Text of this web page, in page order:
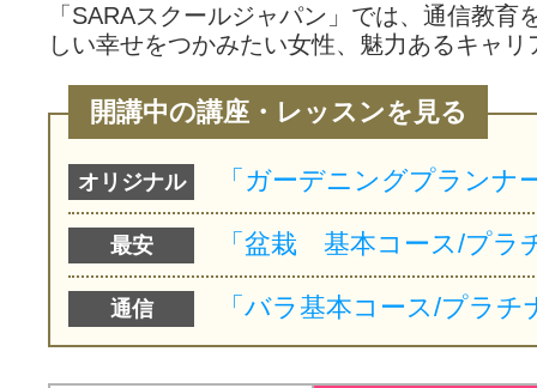
「SARAスクールジャパン」では、通信教育
しい幸せをつかみたい女性、魅力あるキャ
開講中の講座・レッスンを見る
オリジナル
最安
通信